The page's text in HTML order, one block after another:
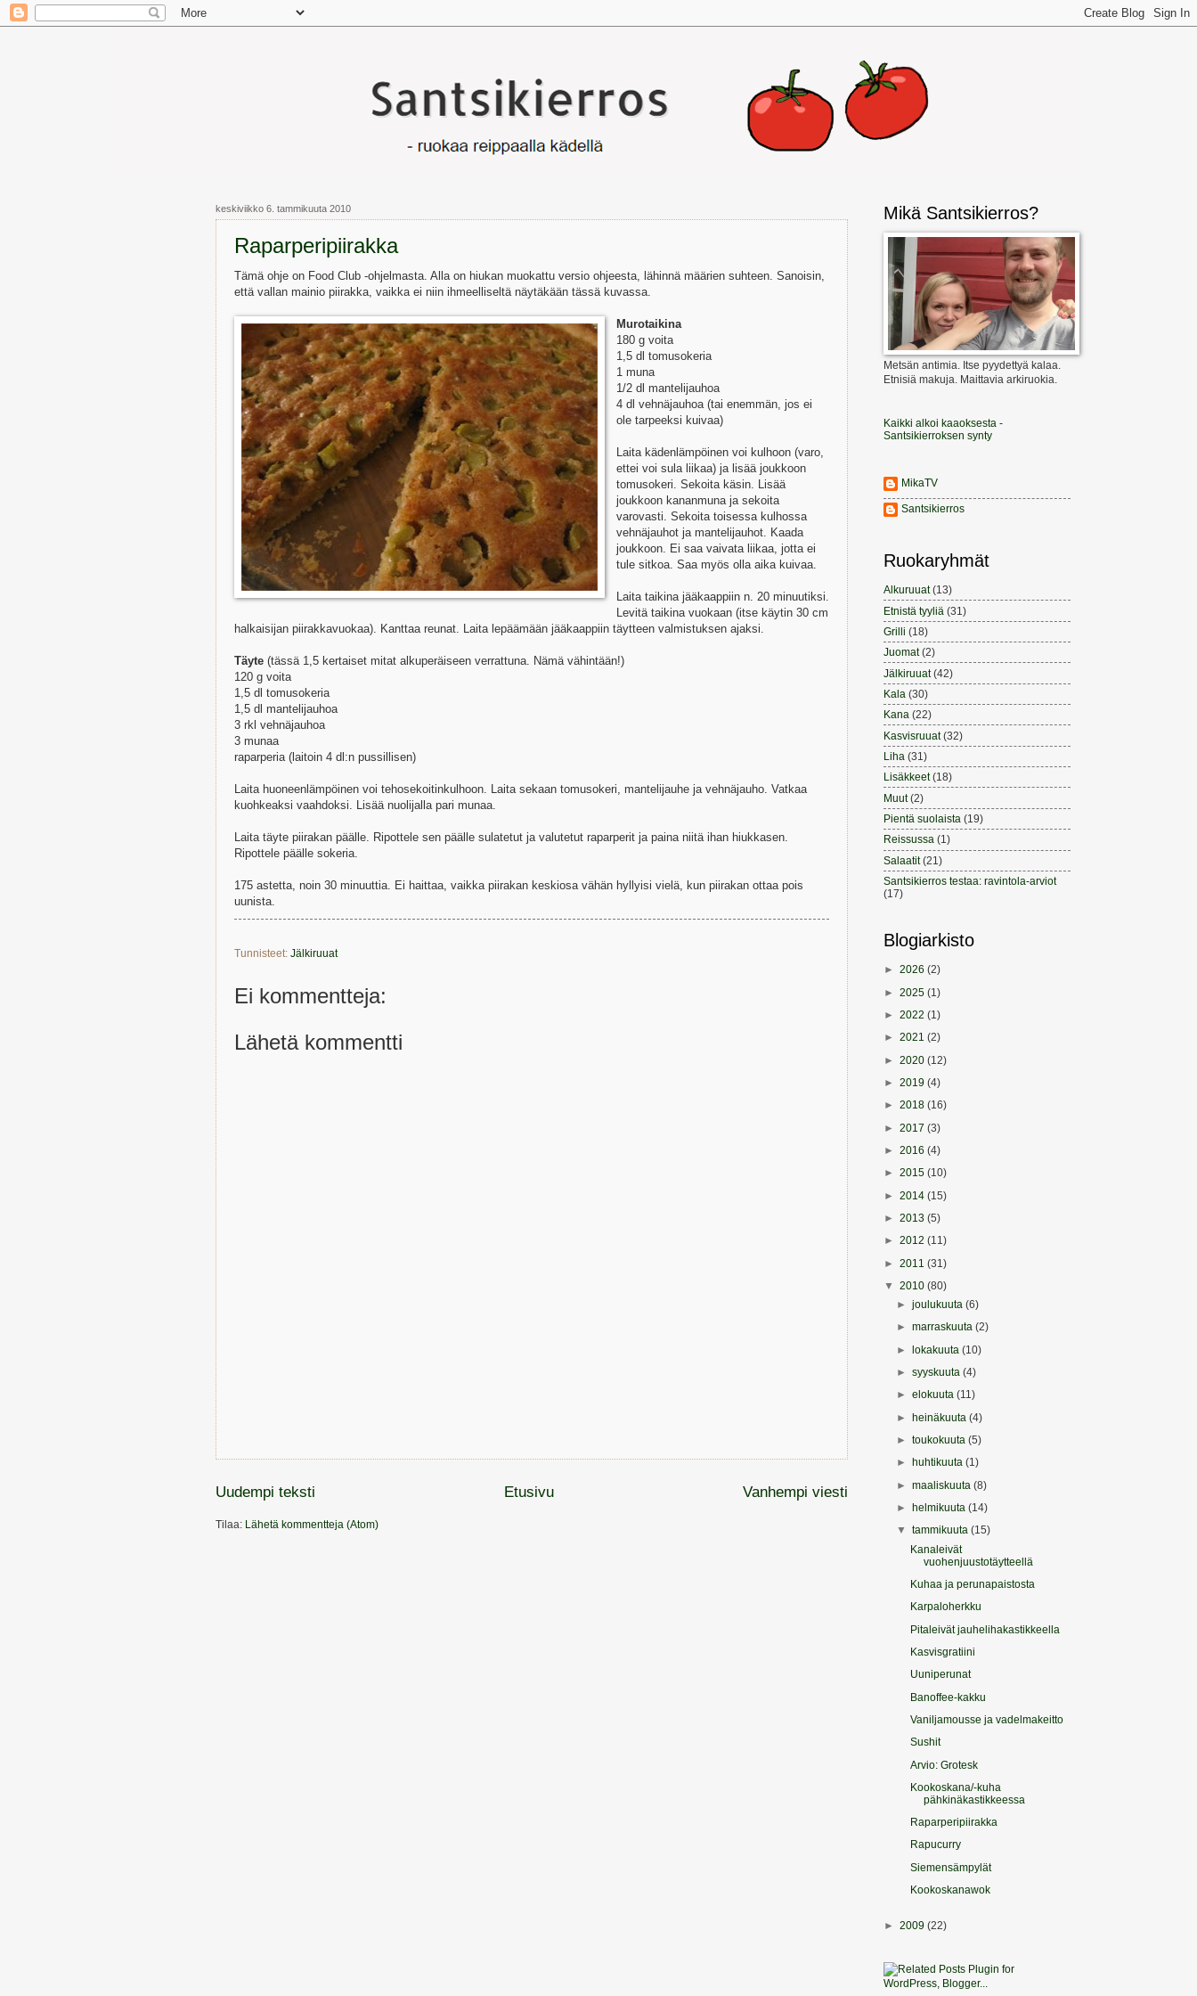
keskiviikko 6. tammikuuta 2010
Raparperipiirakka
Tämä ohje on Food Club -ohjelmasta. Alla on hiukan muokattu versio ohjeesta, lähinnä määrien suhteen. Sanoisin,
että vallan mainio piirakka, vaikka ei niin ihmeelliseltä näytäkään tässä kuvassa.
Murotaikina
180 g voita
1,5 dl tomusokeria
1 muna
1/2 dl mantelijauhoa
4 dl vehnäjauhoa (tai enemmän, jos ei
ole tarpeeksi kuivaa)
Laita kädenlämpöinen voi kulhoon (varo,
ettei voi sula liikaa) ja lisää joukkoon
tomusokeri. Sekoita käsin. Lisää
joukkoon kananmuna ja sekoita
varovasti. Sekoita toisessa kulhossa
vehnäjauhot ja mantelijauhot. Kaada
joukkoon. Ei saa vaivata liikaa, jotta ei
tule sitkoa. Saa myös olla aika kuivaa.
Laita taikina jääkaappiin n. 20 minuutiksi.
Levitä taikina vuokaan (itse käytin 30 cm
halkaisijan piirakkavuokaa). Kanttaa reunat. Laita lepäämään jääkaappiin täytteen valmistuksen ajaksi.
Täyte (tässä 1,5 kertaiset mitat alkuperäiseen verrattuna. Nämä vähintään!)
120 g voita
1,5 dl tomusokeria
1,5 dl mantelijauhoa
3 rkl vehnäjauhoa
3 munaa
raparperia (laitoin 4 dl:n pussillisen)
Laita huoneenlämpöinen voi tehosekoitinkulhoon. Laita sekaan tomusokeri, mantelijauhe ja vehnäjauho. Vatkaa
kuohkeaksi vaahdoksi. Lisää nuolijalla pari munaa.
Laita täyte piirakan päälle. Ripottele sen päälle sulatetut ja valutetut raparperit ja paina niitä ihan hiukkasen.
Ripottele päälle sokeria.
175 astetta, noin 30 minuuttia. Ei haittaa, vaikka piirakan keskiosa vähän hyllyisi vielä, kun piirakan ottaa pois
uunista.
Tunnisteet: Jälkiruuat
Ei kommentteja:
Lähetä kommentti
Uudempi teksti Vanhempi viesti
Etusivu
Tilaa: Lähetä kommentteja (Atom)
Mikä Santsikierros?
Metsän antimia. Itse pyydettyä kalaa.
Etnisiä makuja. Maittavia arkiruokia.
Kaikki alkoi kaaoksesta -
Santsikierroksen synty
MikaTV
Santsikierros
Ruokaryhmät
Alkuruuat (13)
Etnistä tyyliä (31)
Grilli (18)
Juomat (2)
Jälkiruuat (42)
Kala (30)
Kana (22)
Kasvisruuat (32)
Liha (31)
Lisäkkeet (18)
Muut (2)
Pientä suolaista (19)
Reissussa (1)
Salaatit (21)
Santsikierros testaa: ravintola-arviot
(17)
Blogiarkisto
► 2026 (2)
► 2025 (1)
► 2022 (1)
► 2021 (2)
► 2020 (12)
► 2019 (4)
► 2018 (16)
► 2017 (3)
► 2016 (4)
► 2015 (10)
► 2014 (15)
► 2013 (5)
► 2012 (11)
► 2011 (31)
▼ 2010 (80)
►joulukuuta(6)
►marraskuuta(2)
►lokakuuta(10)
►syyskuuta(4)
►elokuuta(11)
►heinäkuuta(4)
►toukokuuta(5)
►
huhtikuuta(1)
►maaliskuuta(8)
►
helmikuuta(14)
▼tammikuuta(15)
Kanaleivät
vuohenjuustotäytteellä
Kuhaa ja perunapaistosta
Karpaloherkku
Pitaleivät jauhelihakastikkeella
Kasvisgratiini
Uuniperunat
Banoffee-kakku
Vaniljamousse ja vadelmakeitto
Sushit
Arvio: Grotesk
Kookoskana/-kuha
pähkinäkastikkeessa
Raparperipiirakka
Rapucurry
Siemensämpylät
Kookoskanawok
► 2009 (22)